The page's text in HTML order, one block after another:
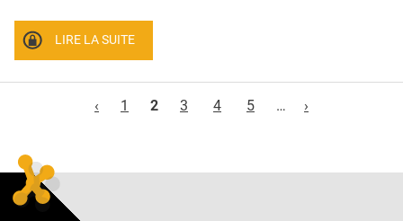
LIRE LA SUITE
‹
1 2 3 4 5 … ›